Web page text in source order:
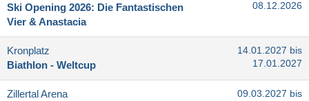
Ski Opening 2026: Die Fantastischen
Vier & Anastacia
08.12.2026
Kronplatz
Biathlon - Weltcup
14.01.2027 bis
17.01.2027
Zillertal Arena
09.03.2027 bis